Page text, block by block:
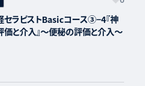
セラピストBasicコース③−4『神
価と介入』〜便秘の評価と介入〜